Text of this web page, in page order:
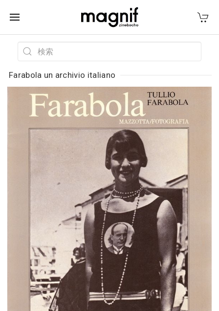
Farabola un archivio italiano